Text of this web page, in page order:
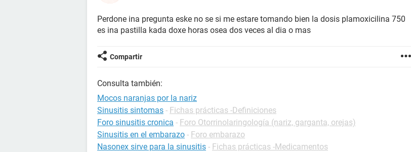
Perdone ina pregunta eske no se si me estare tomando bien la dosis plamoxicilina 750
es ina pastilla kada doxe horas osea dos veces al dia o mas
Compartir
Consulta también:
Mocos naranjas por la nariz
Sinusitis sintomas - Fichas prácticas -Definiciones
Foro sinusitis cronica - Foro Otorrinolaringología (nariz, garganta, orejas)
Sinusitis en el embarazo - Foro embarazo
Nasonex sirve para la sinusitis - Fichas prácticas -Medicamentos